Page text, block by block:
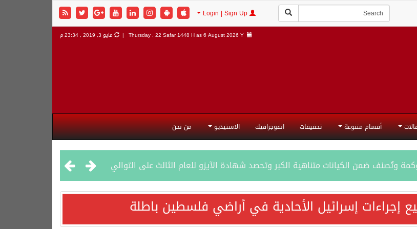
Thursday , 22 Safar 1448 H as6 August 2026 Y | مايو 3, 2019 , 23:34 م
أقسام متنوعة تحقيقات انفوجرافيك الاستيديو من نحن
جارية الآن
إجراءات إسرائيل الأحادية في أراضي فلسطين باطلة